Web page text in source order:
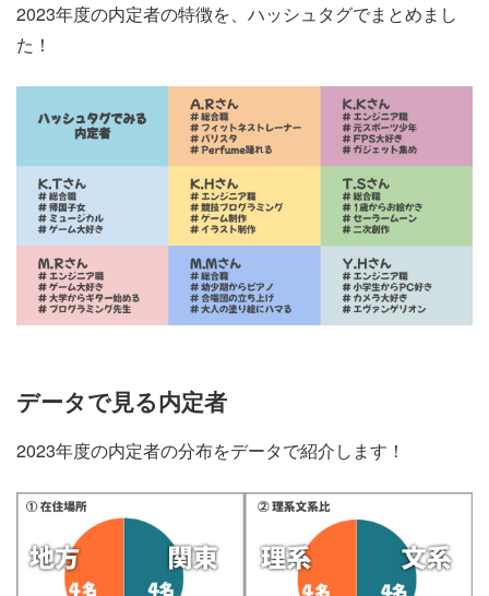
2023年度の内定者の特徴を、ハッシュタグでまとめまし
た！
データで見る内定者
2023年度の内定者の分布をデータで紹介します！